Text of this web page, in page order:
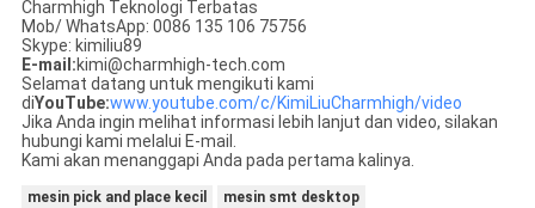
Charmhigh Teknologi Terbatas
Mob/ WhatsApp: 0086 135 106 75756
Skype: kimiliu89
E-mail:kimi@charmhigh-tech.com
Selamat datang untuk mengikuti kami
diYouTube:www.youtube.com/c/KimiLiuCharmhigh/video
Jika Anda ingin melihat informasi lebih lanjut dan video, silakan
hubungi kami melalui E-mail.
Kami akan menanggapi Anda pada pertama kalinya.
mesin pick and place kecil
mesin smt desktop